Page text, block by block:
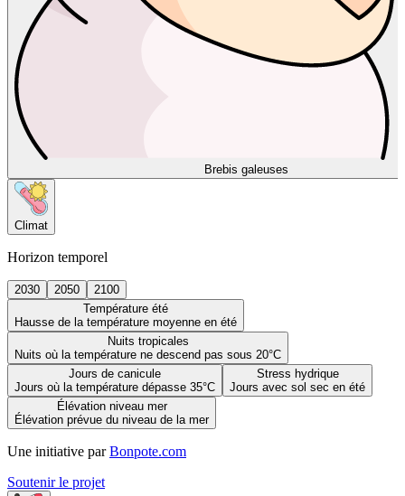
Brebis galeuses
Climat
Horizon temporel
2030 2050
2100
Température été
Hausse de la température moyenne en été
Nuits tropicales
Nuits où la température ne descend pas sous 20°C
Jours de canicule
Jours où la température dépasse 35°C
Stress hydrique
Jours avec sol sec en été
Élévation niveau mer
Élévation prévue du niveau de la mer
Une initiative par Bonpote.com
Soutenir le projet